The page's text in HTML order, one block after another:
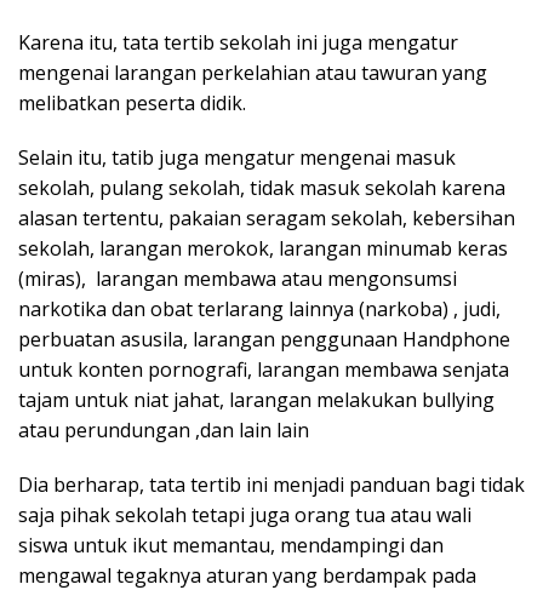
Karena itu, tata tertib sekolah ini juga mengatur
mengenai larangan perkelahian atau tawuran yang
melibatkan peserta didik.
Selain itu, tatib juga mengatur mengenai masuk
sekolah, pulang sekolah, tidak masuk sekolah karena
alasan tertentu, pakaian seragam sekolah, kebersihan
sekolah, larangan merokok, larangan minumab keras
(miras), larangan membawa atau mengonsumsi
narkotika dan obat terlarang lainnya (narkoba) , judi,
perbuatan asusila, larangan penggunaan Handphone
untuk konten pornografi, larangan membawa senjata
tajam untuk niat jahat, larangan melakukan bullying
atau perundungan ,dan lain lain
Dia berharap, tata tertib ini menjadi panduan bagi tidak
saja pihak sekolah tetapi juga orang tua atau wali
siswa untuk ikut memantau, mendampingi dan
mengawal tegaknya aturan yang berdampak pada